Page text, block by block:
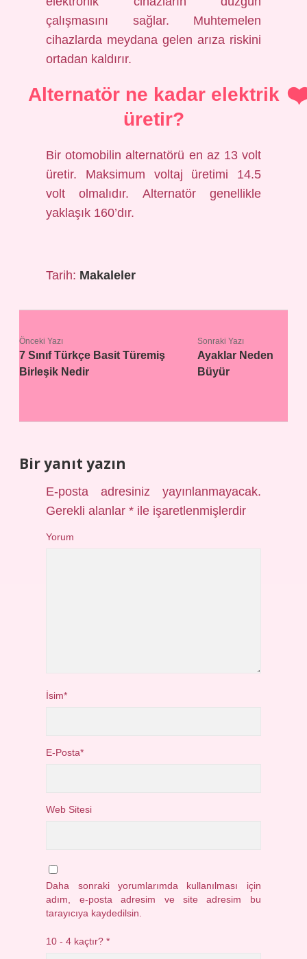
çalışmasını sağlar. Muhtemelen
cihazlarda meydana gelen arıza riskini
ortadan kaldırır.
Alternatör ne kadar elektrik
üretir?
Bir otomobilin alternatörü en az 13 volt
üretir. Maksimum voltaj üretimi 14.5
volt olmalıdır. Alternatör genellikle
yaklaşık 160’dır.
Tarih: Makaleler
Önceki Yazı
7 Sınıf Türkçe Basit Türemiş
Birleşik Nedir
Sonraki Yazı
Ayaklar Neden
Büyür
Bir yanıt yazın
E-posta adresiniz yayınlanmayacak.
Gerekli alanlar* ile işaretlenmişlerdir
Yorum
İsim*
E-Posta*
Web Sitesi
Daha sonraki yorumlarımda kullanılması için
adım, e-posta adresim ve site adresim bu
tarayıcıya kaydedilsin.
10 - 4 kaçtır?*